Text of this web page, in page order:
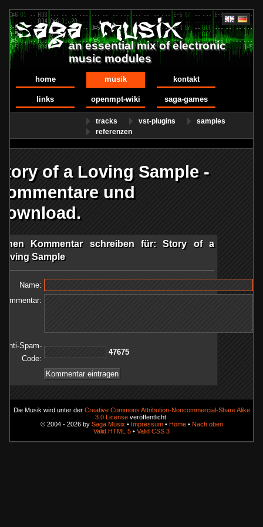
an essential mix of electronic
music modules
home musik kontakt
links openmpt-wiki saga-games
tracks vst-plugins
samples
referenzen
of a Loving Sample -
und
Kommentar schreiben für: Story of a
Sample
Name:
Kommentar:
Anti-Spam-
Code:
57674
Die Musik wird unter der Creative Commons Attribution-Noncommercial-Share Alike
3.0 License veröffentlicht.
© 2004 - 2026 by Saga Musix • Impressum• Home• Nach oben
Valid HTML 5 • Valid CSS 3